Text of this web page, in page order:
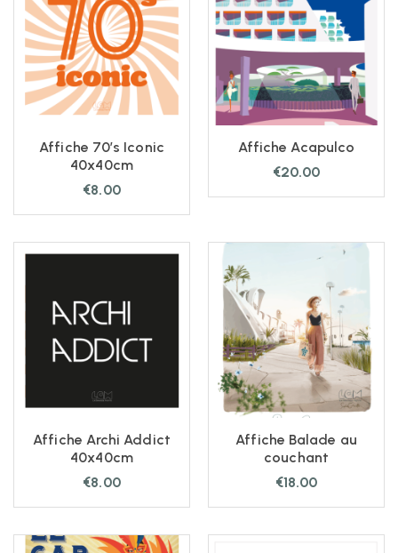
Affiche 70’s Iconic
40x40cm
€8.00
Affiche Acapulco
€20.00
Affiche Archi Addict
40x40cm
€8.00
Affiche Balade au
couchant
€18.00